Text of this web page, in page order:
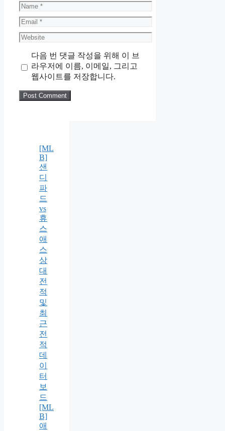
Name
Email
Website
다음 번 댓글 작성을 위해 이 브
라우저에 이름, 이메일, 그리고
웹사이트를 저장합니다.
[ML
B]
샌
디
파
드
vs
휴
스
애
스
상
대
전
적
및
최
근
전
적
데
이
터
보
드
[ML
B]
애